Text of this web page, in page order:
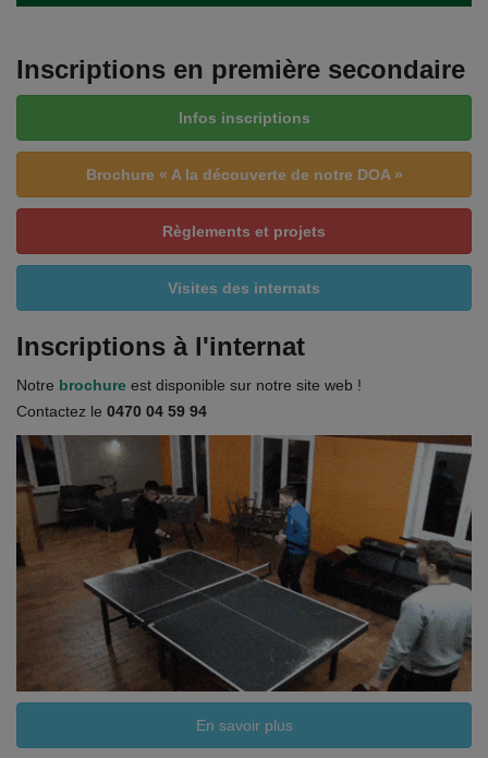
Documents
Services
Inscriptions en première secondaire
Infos inscriptions
Brochure « A la découverte de notre DOA »
Règlements et projets
Visites des internats
Inscriptions à l'internat
Notre brochure est disponible sur notre site web !
Contactez le 0470 04 59 94
En savoir plus